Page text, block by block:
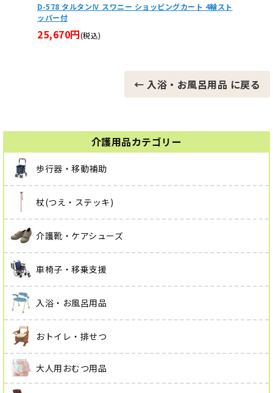
介護用品カテゴリー
歩行器・移動補助
杖(つえ・ステッキ)
介護靴・ケアシューズ
車椅子・移乗支援
入浴・お風呂用品
おトイレ・排せつ
大人用おむつ用品
ジェルトロン トップマットレス 床ずれ防止 丸洗い可能
介護ベッド GTP-1 GTP-2 GTP-3 GTP-SS GTP-MS GT
22,410円
← 入浴・お風呂用品 に戻る